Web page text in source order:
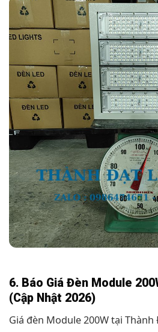
6. Báo Giá Đèn Module
(Cập Nhật 2026)
Giá đèn Module 200W tại